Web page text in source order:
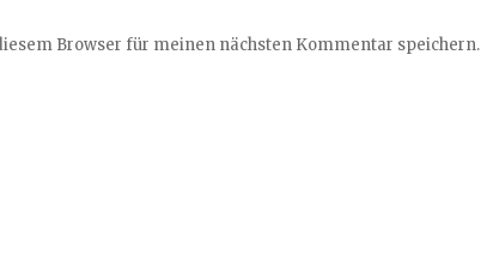
Browser für meinen nächsten Kommentar speichern.